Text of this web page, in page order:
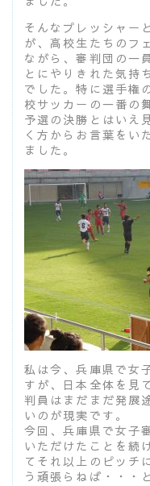
そんなプレッシャー
が、高校生たちのフ
ながら、審判団の一
とにやりきれた気持
でした。特に選手権
校サッカーの一番の
予選の決勝とはいえ
く方からお言葉をい
ました。
私は今、兵庫県で女
すが、日本全体を見
判員はまだまだ発展
いのが現実です。
今回、兵庫県で女子
いただけたことを続
てそれ以上のピッチ
う頑張らねば・・・